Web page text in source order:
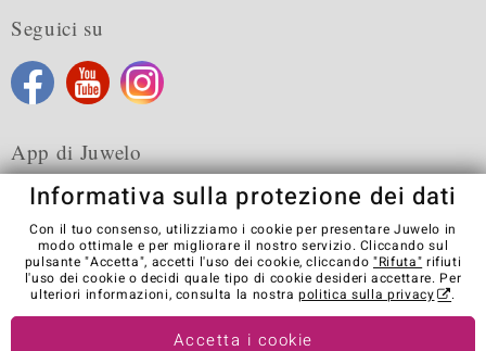
Seguici su
App di Juwelo
Condizioni generali di vendita Informativa Privacy
Cookies
Note legali
Contatti
Recedere dal contratto
Visit our stores in other countries:
Informativa sulla protezione dei dati
Con il tuo consenso, utilizziamo i cookie per presentare Juwelo in
modo ottimale e per migliorare il nostro servizio. Cliccando sul
pulsante "Accetta", accetti l'uso dei cookie, cliccando "Rifuta" rifiuti
l'uso dei cookie o decidi quale tipo di cookie desideri accettare. Per
ulteriori informazioni, consulta la nostrapolitica sulla privacy .
Accetta i cookie